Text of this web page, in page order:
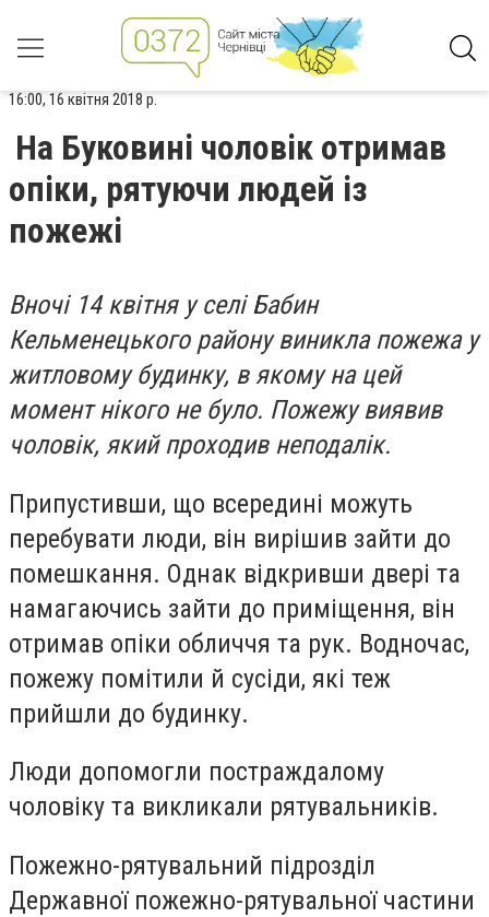
16:00, 16 квітня 2018 р.
На Буковині чоловік отримав
опіки, рятуючи людей із
пожежі
Вночі 14 квітня у селі Бабин
Кельменецького району виникла пожежа у
житловому будинку, в якому на цей
момент нікого не було. Пожежу виявив
чоловік, який проходив неподалік.
Припустивши, що всередині можуть
перебувати люди, він вирішив зайти до
помешкання. Однак відкривши двері та
намагаючись зайти до приміщення, він
отримав опіки обличчя та рук. Водночас,
пожежу помітили й сусіди, які теж
прийшли до будинку.
Люди допомогли постраждалому
чоловіку та викликали рятувальників.
Пожежно-рятувальний підрозділ
Державної пожежно-рятувальної частини